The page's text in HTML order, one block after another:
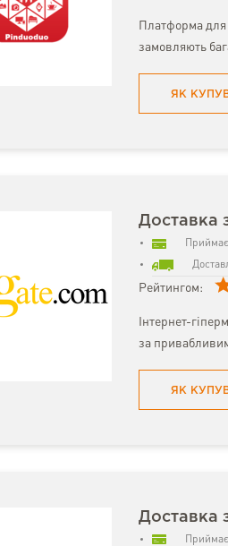
Платформа
замовляють
ЯК
Доставка
Приймає
Рейтингом:
Інтернет-
за
ЯК
Доставка
Приймає